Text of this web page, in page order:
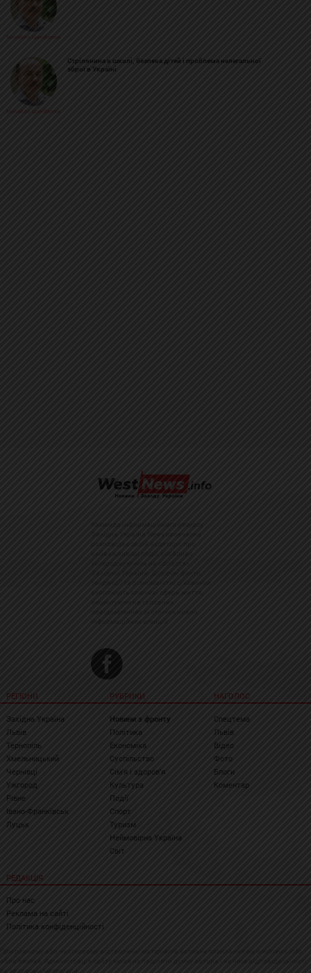
Михайло Цимбалюк
Михайло Цимбалюк
Стрілянина в школі, безпека дітей і проблема нелегальної
зброї в Україні
РЕГІОНИ
Західна Україна
Львів
Тернопіль
Хмельницький
Чернівці
Ужгород
Рівне
Івано-Франківськ
Луцьк
РУБРИКИ
Новини з фронту
Політика
Економіка
Суспільство
Сім'я і здоров'я
Культура
Події
Спорт
Туризм
Неймовірна Україна
Світ
НАГОЛОС
Спецтема
Львів
Відео
Фото
Блоги
Коментар
РЕДАКЦІЯ
Про нас
Реклама на сайті
Політика конфіденційності